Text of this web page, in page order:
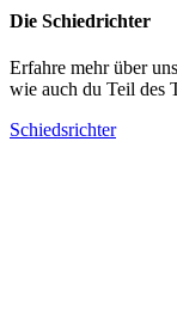
Die Schiedrichter
Erfahre mehr über
wie auch du Teil des
Schiedsrichter